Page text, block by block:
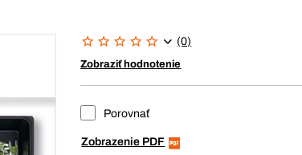
(0)
Zobraziť hodnotenie
Porovnať
Zobrazenie PDF